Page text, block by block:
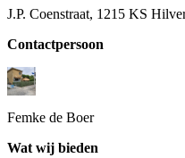
J.P. Coenstraat, 1215 KS
Contactpersoon
Femke de Boer
Wat wij bieden